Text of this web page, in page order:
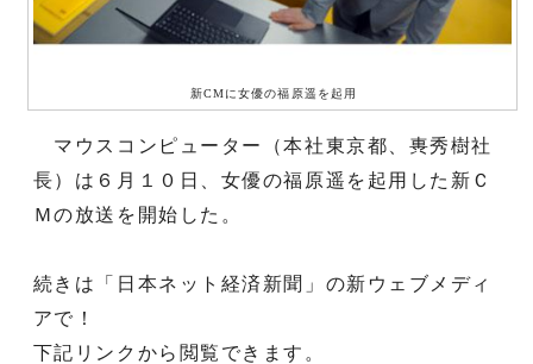
新CMに女優の福原遥を起用
マウスコンピューター（本社東京都、軣秀樹社
長）は６月１０日、女優の福原遥を起用した新Ｃ
Ｍの放送を開始した。
続きは「日本ネット経済新聞」の新ウェブメディ
アで！
下記リンクから閲覧できます。